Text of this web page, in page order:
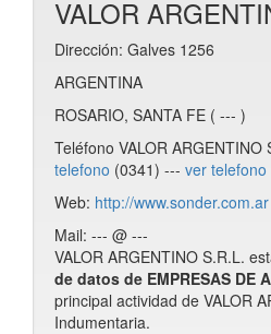
VALOR
Dirección: Galves 1256
ARGENTINA
ROSARIO, SANTA FE ( --- )
Teléfono VALOR ARGENTINO
telefono (0341) --- ver telefono
Web: http://www.sonder.com.ar
Mail: --- @ ---
VALOR ARGENTINO S.R.L.
de datos de EMPRESAS DE
principal actividad de VALOR
Indumentaria.